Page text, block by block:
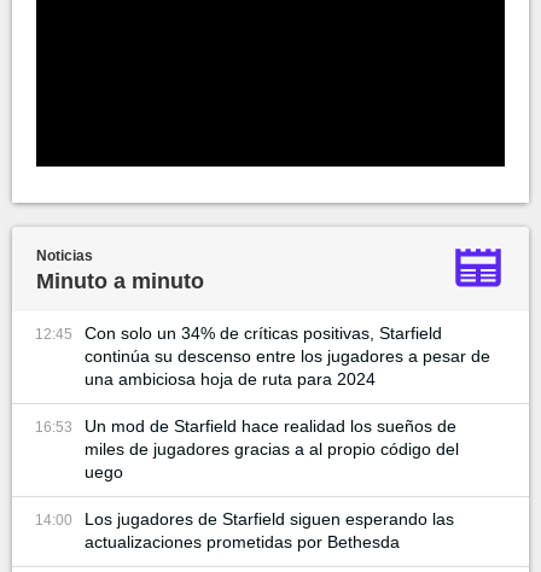
Noticias
Minuto a minuto
12:45
Con solo un 34% de críticas positivas, Starfield
continúa su descenso entre los jugadores a pesar de
una ambiciosa hoja de ruta para 2024
16:53
Un mod de Starfield hace realidad los sueños de
miles de jugadores gracias a al propio código del
uego
14:00
Los jugadores de Starfield siguen esperando las
actualizaciones prometidas por Bethesda